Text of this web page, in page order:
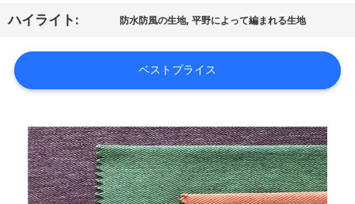
行
品
ハイライト: 防水防風の生地,平野によって編まれる生地
ベストプライス